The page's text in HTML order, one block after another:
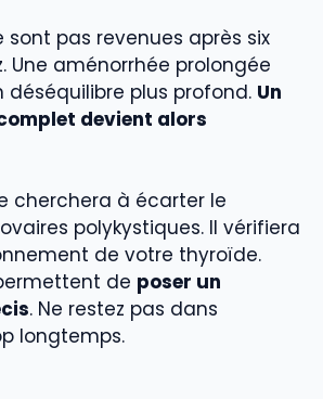
sont pas revenues après six
Une aménorrhée prolongée
plus profond. Un
devient alors
cherchera à écarter le
polykystiques. Il vérifiera
de votre thyroïde.
de poser un
. Ne restez pas dans
longtemps.